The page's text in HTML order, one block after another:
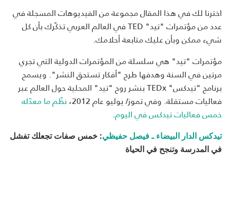
اخترنا لك في هذا المقال مجموعة من الفيديوهات المسجلة في
عدد من مؤتمرات "تيد" TED في العالم العربي تذكّرك بأن كل
شيء ممكن وبأن عليك متابعة أحلامك.
مؤتمرات "تيد" هي سلسلة من المؤتمرات الدولية التي تجري
مرتين في السنة وهدفها طرح "أفكار تستحق النشر". ويسمح
برنامج "تيدكس" TEDx بنشر روح "تيد" المحلية حول العالم عبر
فعاليات مستقلة. وفي تموز/ يوليو عام 2012،
نظّم ما معدّله
خمس فعاليات تيدكس في اليوم.
تيدكس الدار البيضاء ـ فيصل حفيظي: خمس صفات تجعلك تفشل
في المدرسة وتنجح في الحياة